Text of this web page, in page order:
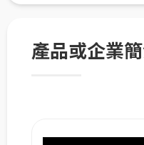
產品或企業